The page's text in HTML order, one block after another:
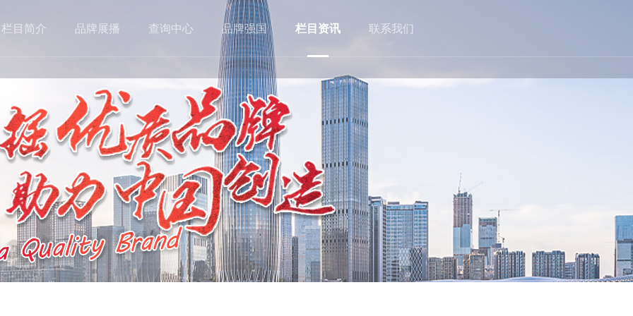
栏目简介 品牌展播 查询中心 品牌强国 栏目资讯 联系我们